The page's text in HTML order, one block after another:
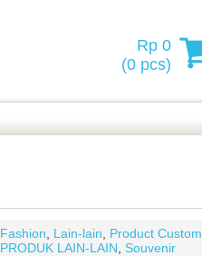
Rp 0
(0 pcs)
Fashion Lain-lain Product Custom
PRODUK LAIN-LAIN Souvenir